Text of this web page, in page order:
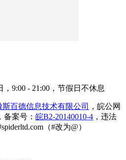
9:00 - 21:00，节假日不休息
斯百德信息技术有限公司
，皖公网
，备案号： 皖B2-20140010-4 ，违法
（#改为@）